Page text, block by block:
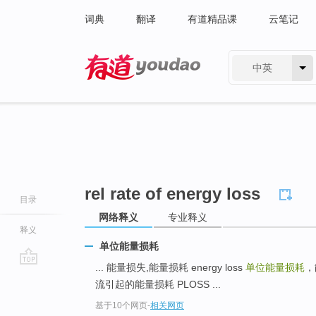
词典 翻译 有道精品课 云笔记
中英
目录
释义
rel rate of energy loss
网络释义 专业释义
单位能量损耗
... 能量损失,能量损耗 energy loss 单位能量损耗
流引起的能量损耗 PLOSS ...
基于10个网页-相关网页